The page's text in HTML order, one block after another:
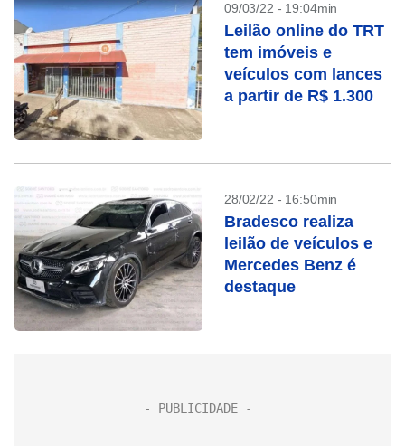
09/03/22 - 19:04min
Leilão online do TRT
tem imóveis e
veículos com lances
a partir de R$ 1.300
28/02/22 - 16:50min
Bradesco realiza
leilão de veículos e
Mercedes Benz é
destaque